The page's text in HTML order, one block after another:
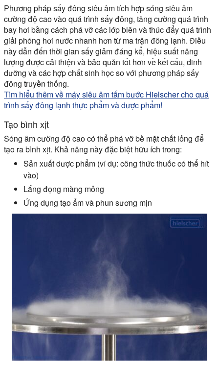
Phương pháp sấy đông siêu âm tích hợp sóng siêu âm
cường độ cao vào quá trình sấy đông, tăng cường quá trình
bay hơi bằng cách phá vỡ các lớp biên và thúc đẩy quá trình
giải phóng hơi nước nhanh hơn từ ma trận đông lạnh. Điều
này dẫn đến thời gian sấy giảm đáng kể, hiệu suất năng
lượng được cải thiện và bảo quản tốt hơn về kết cấu, dinh
dưỡng và các hợp chất sinh học so với phương pháp sấy
đông truyền thống.
Tìm hiểu thêm về máy siêu âm tấm bước Hielscher cho quá
trình sấy đông lạnh thực phẩm và dược phẩm!
Tạo bình xịt
Sóng âm cường độ cao có thể phá vỡ bề mặt chất lỏng để
tạo ra bình xịt. Khả năng này đặc biệt hữu ích trong:
Sản xuất dược phẩm (ví dụ: công thức thuốc có thể hít
vào)
Lắng đọng màng mỏng
Ứng dụng tạo ẩm và phun sương mịn